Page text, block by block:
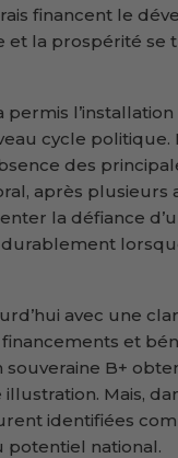
financent le
et la prospérité
cycle politique.
des
après plusieurs
la défiance
avec une
et
B+
Mais,
identifiées
potentiel national.